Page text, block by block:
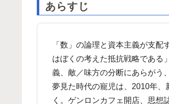
あらすじ
「数」の論理と資本主義が支
はぼくの考えた抵抗戦略である
義、敵／味方の分断にあらがう
夢見た時代の寵児は、2010年
く。ゲンロンカフェ開店、思